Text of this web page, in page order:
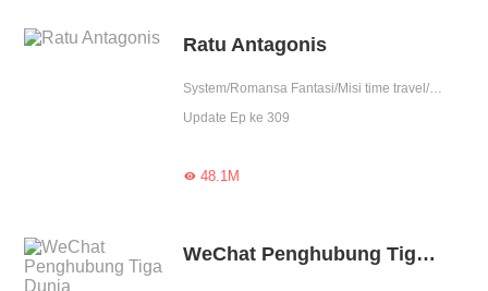
Ratu Antagonis
System/Romansa Fantasi/Misi time travel/Wanita perkasa
Update Ep ke 309
48.1M
WeChat Penghubung Tiga Dunia